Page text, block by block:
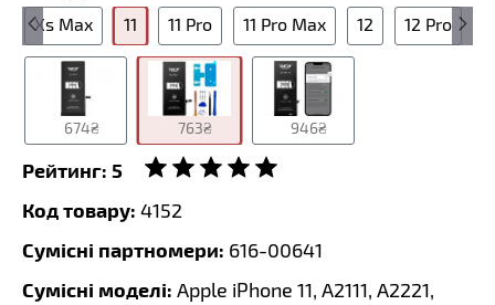
Xs Max 11 11 Pro 11 Pro Max 12 12 Pro
674₴ 763₴ 946₴
Рейтинг: 5
Код товару: 4152
Сумісні партномери: 616-00641
Сумісні моделі: Apple iPhone 11, A2111, A2221,